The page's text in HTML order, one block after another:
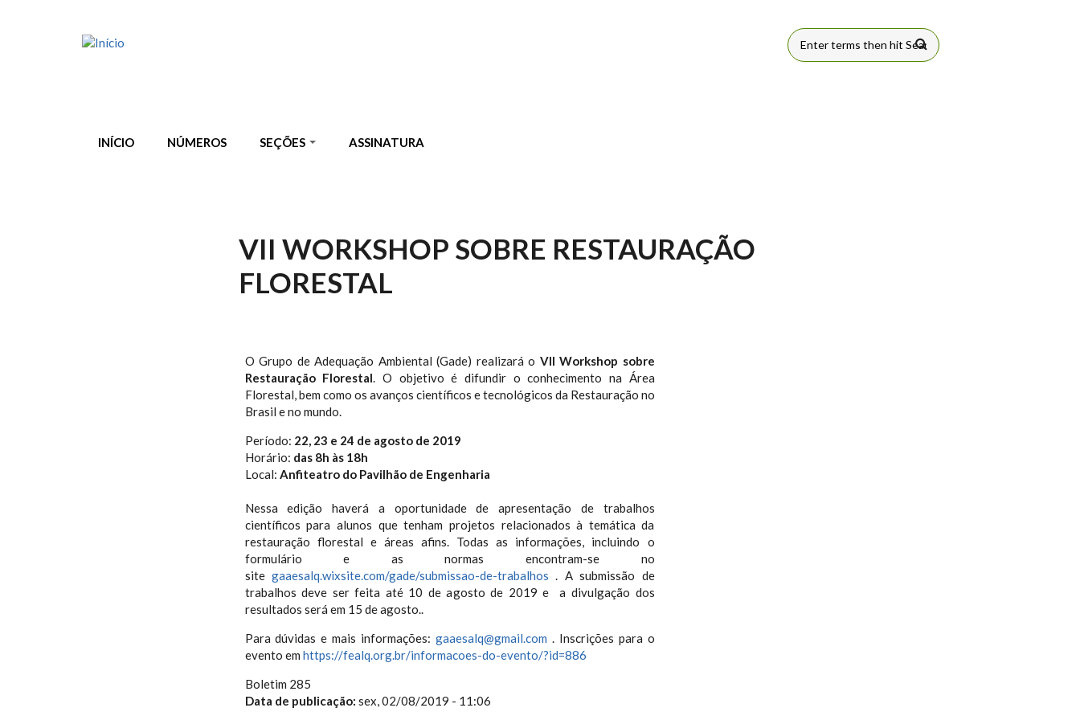
FORMULÁRIO
INÍCIO NÚMEROS SEÇÕES ASSINATURA
VII WORKSHOP SOBRE RESTAURAÇÃO
FLORESTAL
O Grupo de Adequação Ambiental (Gade) realizará o VII Workshop sobre
Restauração Florestal. O objetivo é difundir o conhecimento na Área
Florestal, bem como os avanços científicos e tecnológicos da Restauração no
Brasil e no mundo.
Período: 22, 23 e 24 de agosto de 2019
Horário: das 8h às 18h
Local: Anfiteatro do Pavilhão de Engenharia
Nessa edição haverá a oportunidade de apresentação de trabalhos
científicos para alunos que tenham projetos relacionados à temática da
restauração florestal e áreas afins. Todas as informações, incluindo o
formulário e as normas encontram-se no
site gaaesalq.wixsite.com/gade/submissao-de-trabalhos . A submissão de
trabalhos deve ser feita até 10 de agosto de 2019 e a divulgação dos
resultados será em 15 de agosto..
Para dúvidas e mais informações: gaaesalq@gmail.com . Inscrições para o
evento em https://fealq.org.br/informacoes-do-evento/?id=886
Boletim 285
Data de publicação: sex, 02/08/2019 - 11:06